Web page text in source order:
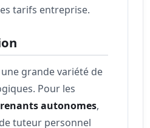
tarifs entreprise.
grande variété de
Pour les
autonomes,
tuteur personnel